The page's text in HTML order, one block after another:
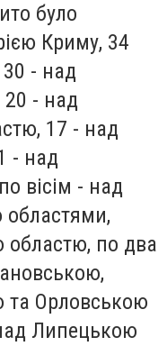
було
Криму, 34
- над
20 - над
17 - над
- над
вісім - над
областю, по два
та Орловською
Липецькою